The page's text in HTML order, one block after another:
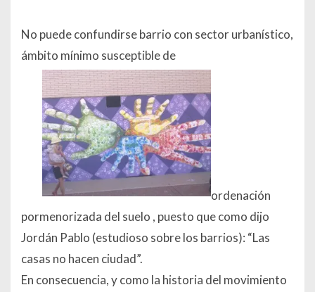
No puede confundirse barrio con sector urbanístico,
ámbito mínimo susceptible de
ordenación
pormenorizada del suelo , puesto que como dijo
Jordán Pablo (estudioso sobre los barrios): “Las
casas no hacen ciudad”.
En consecuencia, y como la historia del movimiento